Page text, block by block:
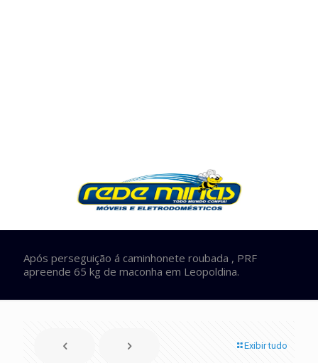
Após perseguição á caminhonete roubada , PRF
apreende 65 kg de maconha em Leopoldina.
Exibir tudo